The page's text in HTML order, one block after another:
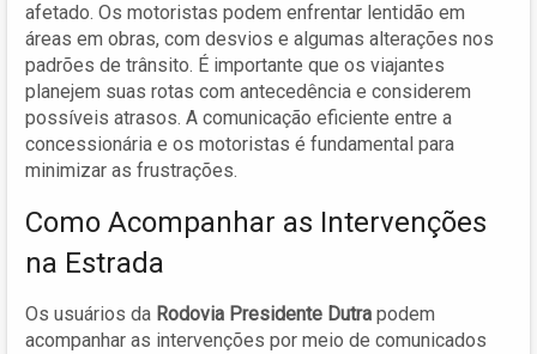
afetado. Os motoristas podem enfrentar lentidão em
áreas em obras, com desvios e algumas alterações nos
padrões de trânsito. É importante que os viajantes
planejem suas rotas com antecedência e considerem
possíveis atrasos. A comunicação eficiente entre a
concessionária e os motoristas é fundamental para
minimizar as frustrações.
Como Acompanhar as Intervenções
na Estrada
Os usuários da Rodovia Presidente Dutra podem
acompanhar as intervenções por meio de comunicados